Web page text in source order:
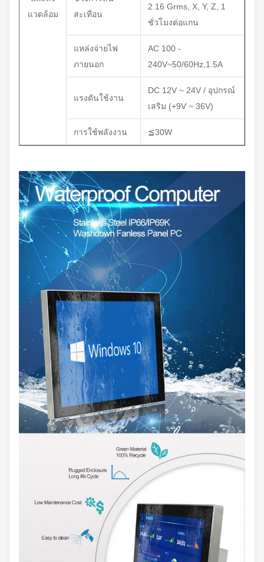
แวดล้อม
สะเทือน
2.16 Grms, X, Y, Z, 1
ชั่วโมงต่อแกน
แหล่งจ่ายไฟ
ภายนอก
AC 100 -
240V~50/60Hz,1.5A
แรงดันใช้งาน
DC 12V ~ 24V / อุปกรณ์
เสริม (+9V ~ 36V)
การใช้พลังงาน ≦30W